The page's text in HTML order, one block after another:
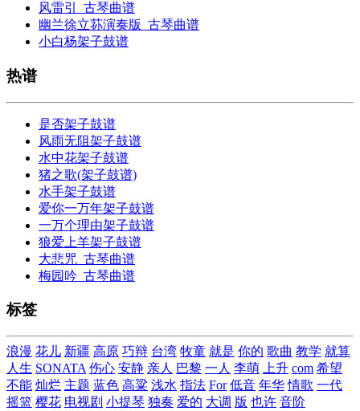
风雷引_古琴曲谱
幽兰徐立荪演奏版_古琴曲谱
小白杨架子鼓谱
热谱
是否架子鼓谱
风雨无阻架子鼓谱
水中花架子鼓谱
猪之歌(架子鼓谱)
水手架子鼓谱
爱你一万年架子鼓谱
一万个理由架子鼓谱
狼爱上羊架子鼓谱
大悲咒_古琴曲谱
梅园吟_古琴曲谱
标签
浪漫 花儿 新疆 高原 巧辩 台湾 牧童 就是 你的 歌曲 教学 就算
人生 SONATA 伤心 安静 亲人 巴黎 一人 李萌 上升 com 希望
不能 灿烂 主题 蓝色 高粱 浅水 指法 For 低音 年华 情歌 一代
摇篮 樱花 电视剧 小提琴 独奏 爱的 大调 版 也许 音阶